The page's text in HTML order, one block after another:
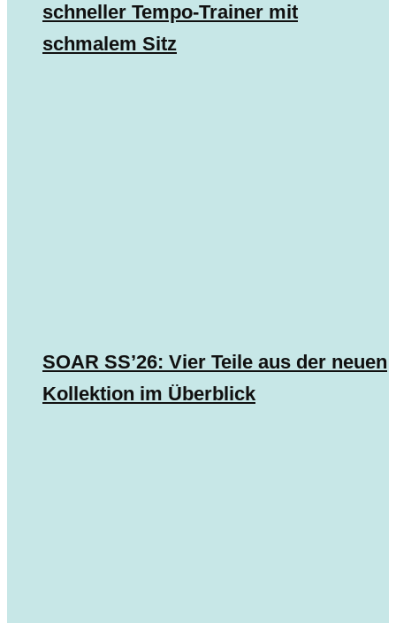
schneller Tempo-Trainer mit
schmalem Sitz
SOAR SS’26: Vier Teile aus der neuen
Kollektion im Überblick